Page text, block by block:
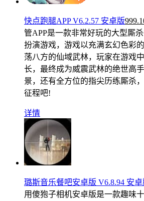
快点跑腿APP V6.2.57 安卓版
管APP是一款非常好玩的大型厮
扮演游戏，游戏以充满玄幻色彩
荡八方的仙域武林，玩家在游戏
长，最终成为威震武林的绝世高
景，还有全方位的指尖历练厮杀
征程吧!
详情
璐斯音乐餐吧安卓版 V6.8.94 安卓
用傻狍子相机安卓版是一款趣味